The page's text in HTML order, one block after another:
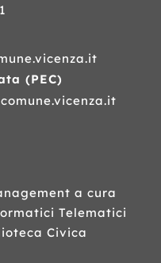
(PEC)
a cura
Telematici
Civica